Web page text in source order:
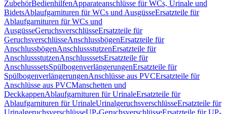
ZubehörBedienhilfenApparateanschlüsse für WCs, Urinale und
BidetsAblaufgarnituren für WCs und AusgüsseErsatzteile für
Ablaufgarnituren für WCs und
AusgüsseGeruchsverschlüsseErsatzteile für
GeruchsverschlüsseAnschlussbögenErsatzteile für
AnschlussbögenAnschlussstutzenErsatzteile für
AnschlussstutzenAnschlusssetsErsatzteile für
AnschlusssetsSpülbogenverlängerungenErsatzteile für
SpülbogenverlängerungenAnschlüsse aus PVCErsatzteile für
Anschlüsse aus PVCManschetten und
DeckkappenAblaufgarnituren für UrinaleErsatzteile für
Ablaufgarnituren für UrinaleUrinalgeruchsverschlüsseErsatzteile für
UrinalgeruchsverschlüsseUP-GeruchsverschlüsseErsatzteile für UP-